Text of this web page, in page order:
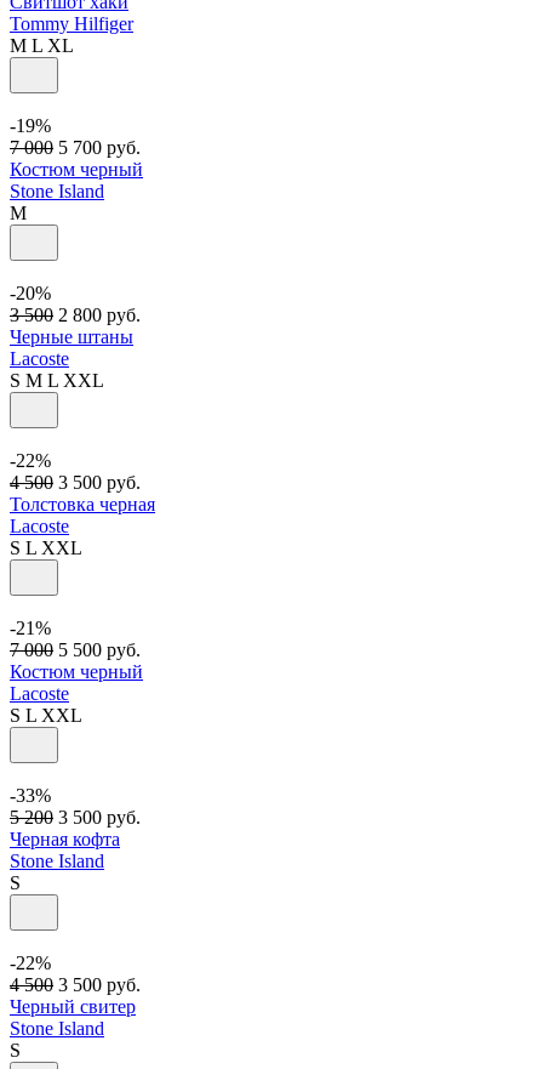
Tommy Hilfiger
M L XL
-19%
7 000 5 700 руб.
Костюм черный
Stone Island
M
-20%
3 500 2 800 руб.
Черные штаны
Lacoste
S M L XXL
-22%
4 500 3 500 руб.
Толстовка черная
Lacoste
S L XXL
-21%
7 000 5 500 руб.
Костюм черный
Lacoste
S L XXL
-33%
5 200 3 500 руб.
Черная кофта
Stone Island
S
-22%
4 500 3 500 руб.
Черный свитер
Stone Island
S